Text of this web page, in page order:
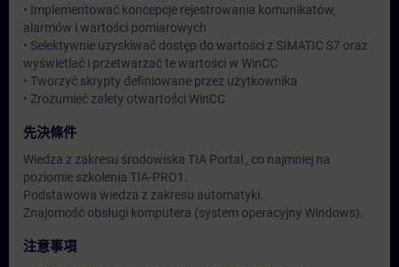
• Implementować koncepcje rejestrowania komunikatów,
alarmów i wartości pomiarowych
• Selektywnie uzyskiwać dostęp do wartości z SIMATIC S7 oraz
wyświetlać i przetwarzać te wartości w WinCC
• Tworzyć skrypty definiowane przez użytkownika
• Zrozumieć zalety otwartości WinCC
先決條件
Wiedza z zakresu środowiska TIA Portal , co najmniej na
poziomie szkolenia TIA-PRO1.
Podstawowa wiedza z zakresu automatyki.
Znajomość obsługi komputera (system operacyjny Windows).
注意事項